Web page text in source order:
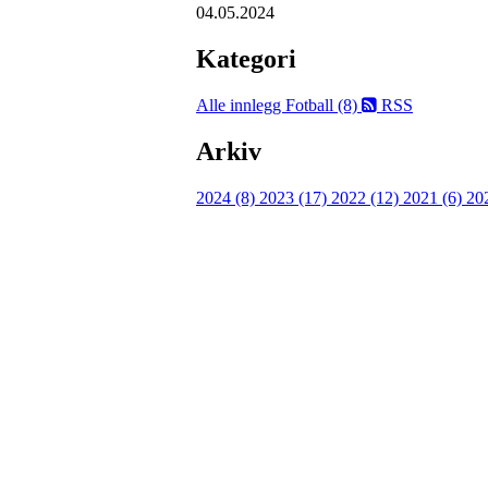
04.05.2024
Kategori
Alle innlegg Fotball (8) RSS
Arkiv
2024 (8) 2023 (17) 2022 (12) 2021 (6)